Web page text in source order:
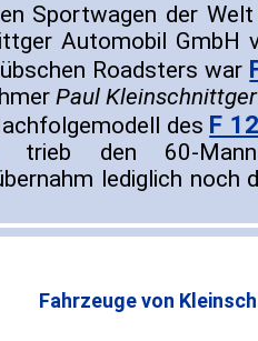
Sportwagen der
Automobil GmbH
Roadsters war
Paul Kleinschnittger
des F
trieb den 60-
lediglich noch
Fahrzeuge von